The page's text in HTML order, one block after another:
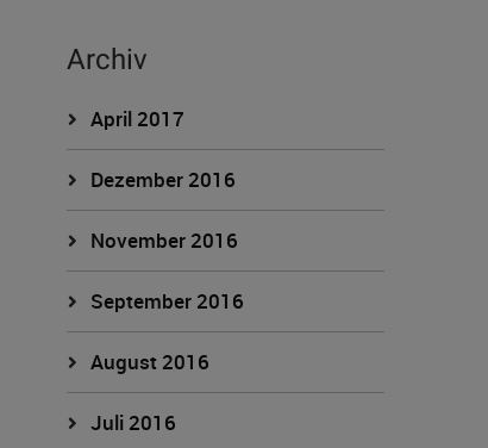
Archiv
April 2017
Dezember 2016
November 2016
September 2016
August 2016
Juli 2016